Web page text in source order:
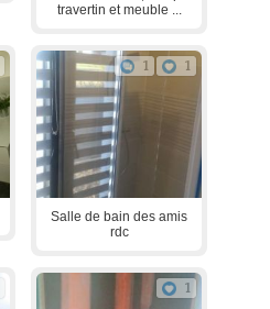
travertin et meuble ...
1 1
Salle de bain des amis
rdc
1